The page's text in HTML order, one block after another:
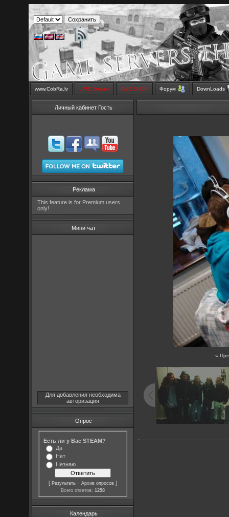
www.CobRa.lv LIVE Stream SMS SHOP Форум DownLoads
Личный кабинет Гость
Реклама
This feature is for Premium users
only!
Мини чат
Для добавления необходима
авторизация
Опрос
Есть ли у Вас STEAM?
Да
Нет
Незнаю
[Результаты ·Архив опросов ]
Всего ответов:1258
Календарь
«